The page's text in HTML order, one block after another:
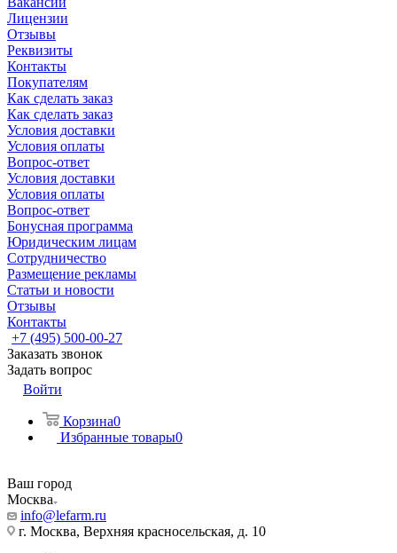
Лицензии
Отзывы
Реквизиты
Контакты
Покупателям
Как сделать заказ
Как сделать заказ
Условия доставки
Условия оплаты
Вопрос-ответ
Условия доставки
Условия оплаты
Вопрос-ответ
Бонусная программа
Юридическим лицам
Сотрудничество
Размещение рекламы
Статьи и новости
Отзывы
Контакты
+7 (495) 500-00-27
Заказать звонок
Задать вопрос
Войти
Корзина0
Избранные товары0
Ваш город
Москва
info@lefarm.ru
г. Москва, Верхняя красносельская, д. 10